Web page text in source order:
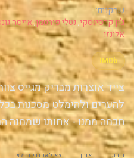
שחקנים:
ג'ון קרסינסקי,נטלי פורטמן,אייסה
אלונזו
IMDb
צייד אוצרות מבריק מגייס
להערים ולהימלט מסכנות
חכמה ממנו - אחותו שממנה
דירוג אורך יצא לאקרניםבמאי